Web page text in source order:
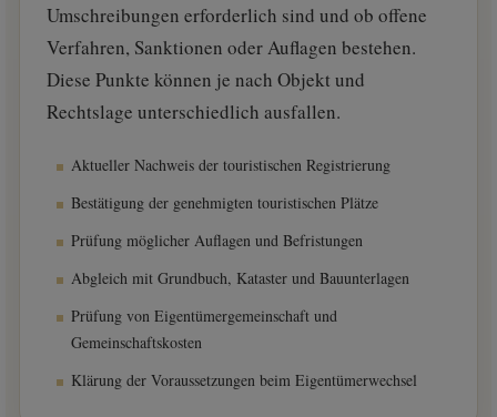
Umschreibungen erforderlich sind und ob offene
Verfahren, Sanktionen oder Auflagen bestehen.
Diese Punkte können je nach Objekt und
Rechtslage unterschiedlich ausfallen.
Aktueller Nachweis der touristischen Registrierung
Bestätigung der genehmigten touristischen Plätze
Prüfung möglicher Auflagen und Befristungen
Abgleich mit Grundbuch, Kataster und Bauunterlagen
Prüfung von Eigentümergemeinschaft und
Gemeinschaftskosten
Klärung der Voraussetzungen beim Eigentümerwechsel